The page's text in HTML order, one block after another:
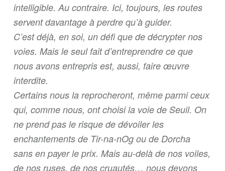
intelligible. Au contraire. Ici, toujours, les routes
servent davantage à perdre qu’à guider.
C’est déjà, en soi, un défi que de décrypter nos
voies. Mais le seul fait d’entreprendre ce que
nous avons entrepris est, aussi, faire œuvre
interdite.
Certains nous la reprocheront, même parmi ceux
qui, comme nous, ont choisi la voie de Seuil. On
ne prend pas le risque de dévoiler les
enchantements de Tir-na-nOg ou de Dorcha
sans en payer le prix. Mais au-delà de nos voiles,
de nos ruses, de nos cruautés… nous devons